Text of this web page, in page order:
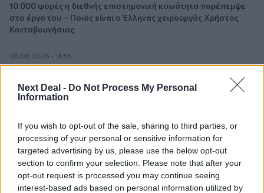
Next Deal - Do Not Process My Personal
Information
If you wish to opt-out of the sale, sharing to third parties, or
processing of your personal or sensitive information for
targeted advertising by us, please use the below opt-out
section to confirm your selection. Please note that after your
opt-out request is processed you may continue seeing
interest-based ads based on personal information utilized by
10.000 φορές η διεθνής επιστημονική κοινότητα παρέπεμψε
στο έργο του – Ποιος είναι ο Έλληνας χειρουργός Χρήστος
Κοντοβουνήσιος
06.08.2026 - 14:55
Μιχάλης Τάτσης, Insurance & Healthcare Analyst, διευθυντής
Διαμεσολαβητής στον πελάτη κλάδου υγείας;
06.08.2026 - 12:22
Kavita Patel - PhARMA Innovation Forum: Ένα στα πέντε
καινοτόμα φάρμακα φτάνει τελικά στην Ελλάδα